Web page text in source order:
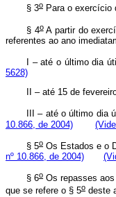
§ 3o Para o exercício
§ 4oA partir do
referentes ao ano
I – até o último dia
5628)
II – até 15 de
III – até o último dia
10.866, de 2004)
§ 5o Os Estados e o
nº 10.866, de 2004)
§ 6o Os repasses
que se refere o § 5o